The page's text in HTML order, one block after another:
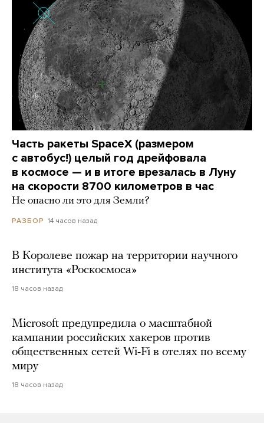
Часть ракеты SpaceX (размером
с автобус!) целый год дрейфовала
в космосе — и в итоге врезалась в Луну
на скорости 8700 километров в час
Не опасно ли это для Земли?
РАЗБОР 14 часов назад
В Королеве пожар на территории научного
института «Роскосмоса»
18 часов назад
Microsoft предупредила о масштабной
кампании российских хакеров против
общественных сетей Wi-Fi в отелях по всему
миру
18 часов назад